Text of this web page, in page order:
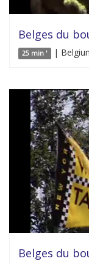
Belges du
25 min ' |
Belges du